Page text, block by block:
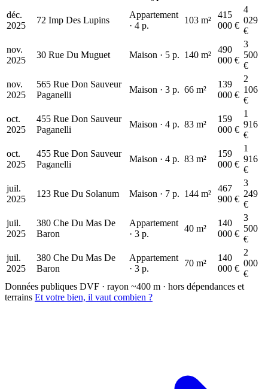
déc.
2025
72 Imp Des Lupins
Appartement
· 4 p.
103 m²
415
000 €
4
029
€
nov.
2025
30 Rue Du Muguet Maison · 5 p. 140 m²
490
000 €
3
500
€
nov.
2025
565 Rue Don Sauveur
Paganelli
Maison · 3 p. 66 m²
139
000 €
2
106
€
oct.
2025
455 Rue Don Sauveur
Paganelli
Maison · 4 p. 83 m²
159
000 €
1
916
€
oct.
2025
455 Rue Don Sauveur
Paganelli
Maison · 4 p. 83 m²
159
000 €
1
916
€
juil.
2025
123 Rue Du Solanum Maison · 7 p. 144 m²
467
900 €
3
249
€
juil.
2025
380 Che Du Mas De
Baron
Appartement
· 3 p.
40 m²
140
000 €
3
500
€
juil.
2025
380 Che Du Mas De
Baron
Appartement
· 3 p.
70 m²
140
000 €
2
000
€
Données publiques DVF · rayon ~400 m · hors dépendances et
terrains Et votre bien, il vaut combien ?